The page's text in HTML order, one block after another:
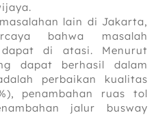
lain di Jakarta,
bahwa masalah
di atasi. Menurut
dapat berhasil dalam
perbaikan kualitas
penambahan ruas tol
jalur busway